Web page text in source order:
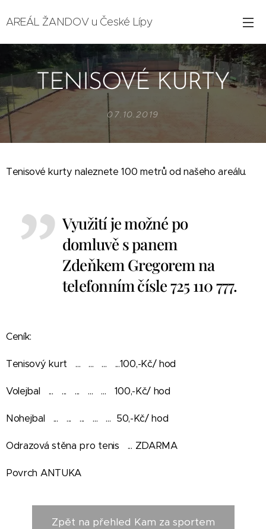
AREÁL ŽANDOV u České Lípy
TENISOVÉ KURTY
07.10.2019
Tenisové kurty naleznete 100 metrů od našeho areálu.
Využití je možné po
domluvě s panem
Zdeňkem Gregorem na
telefonním čísle 725 110 777.
Ceník:
Tenisový kurt ... ... ... ...100,-Kč/ hod
Volejbal ... ... ... ... ... 100,-Kč/ hod
Nohejbal ... ... ... ... ... 50,-Kč/ hod
Odrazová stěna pro tenis ... ZDARMA
Povrch ANTUKA
Zpět na přehled Kam za sportem